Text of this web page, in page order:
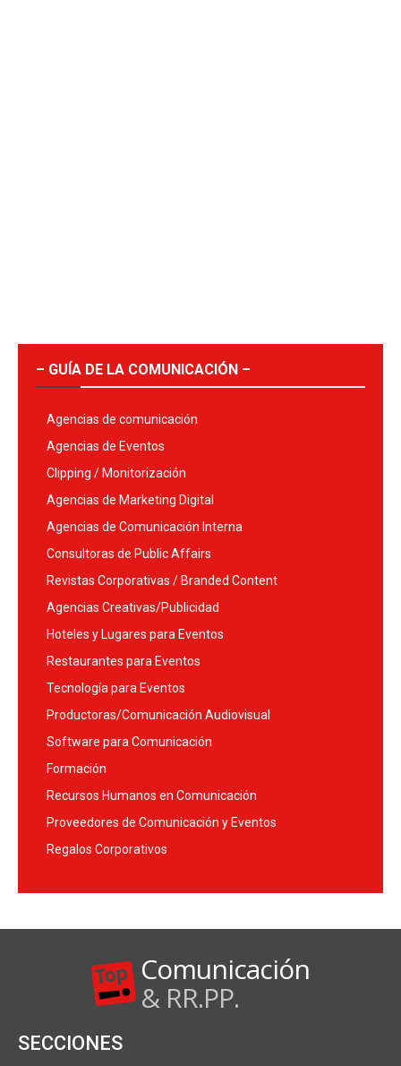
– GUÍA DE LA COMUNICACIÓN –
Agencias de comunicación
Agencias de Eventos
Clipping / Monitorización
Agencias de Marketing Digital
Agencias de Comunicación Interna
Consultoras de Public Affairs
Revistas Corporativas / Branded Content
Agencias Creativas/Publicidad
Hoteles y Lugares para Eventos
Restaurantes para Eventos
Tecnología para Eventos
Productoras/Comunicación Audiovisual
Software para Comunicación
Formación
Recursos Humanos en Comunicación
Proveedores de Comunicación y Eventos
Regalos Corporativos
Comunicación
& RR.PP.
SECCIONES